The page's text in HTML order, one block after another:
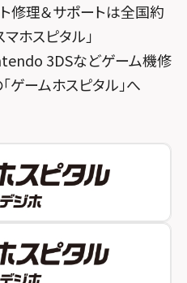
錦糸町
増
ホ 姫路キャスパ
修理＆サポートは全国約
ホスピタル」
3DSなどゲーム機修
ゲームホスピタル」へ